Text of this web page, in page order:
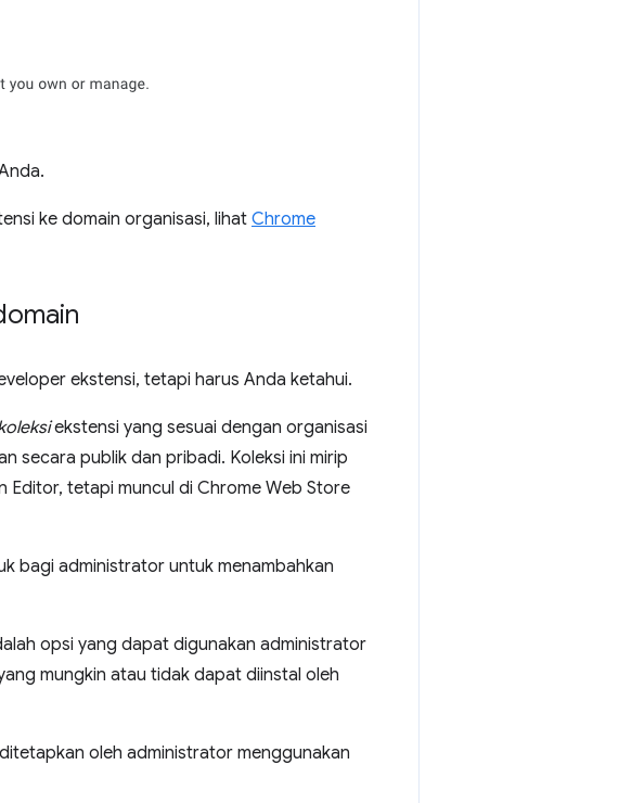
ke domain organisasi, lihatChrome
ekstensi, tetapi harus Anda ketahui.
ekstensi yang sesuai dengan organisasi
secara publik dan pribadi. Koleksi ini mirip
Editor, tetapi muncul di Chrome Web Store
bagi administrator untuk menambahkan
opsi yang dapat digunakan administrator
mungkin atau tidak dapat diinstal oleh
oleh administrator menggunakan